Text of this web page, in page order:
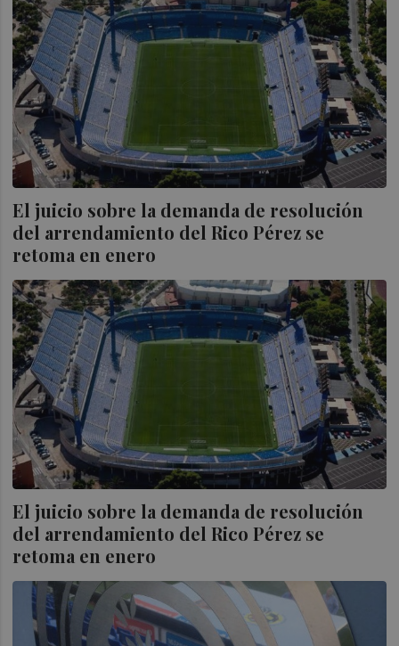
El juicio sobre la demanda de resolución
del arrendamiento del Rico Pérez se
retoma en enero
El juicio sobre la demanda de resolución
del arrendamiento del Rico Pérez se
retoma en enero